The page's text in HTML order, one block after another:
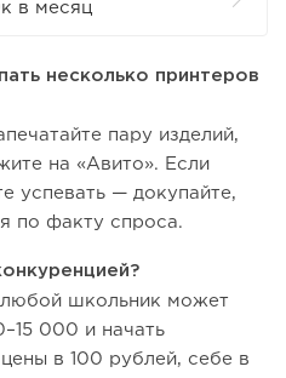
в месяц
несколько принтеров
пару изделий,
на «Авито». Если
успевать — докупайте,
по факту спроса.
школьник может
000 и начать
в 100 рублей, себе в